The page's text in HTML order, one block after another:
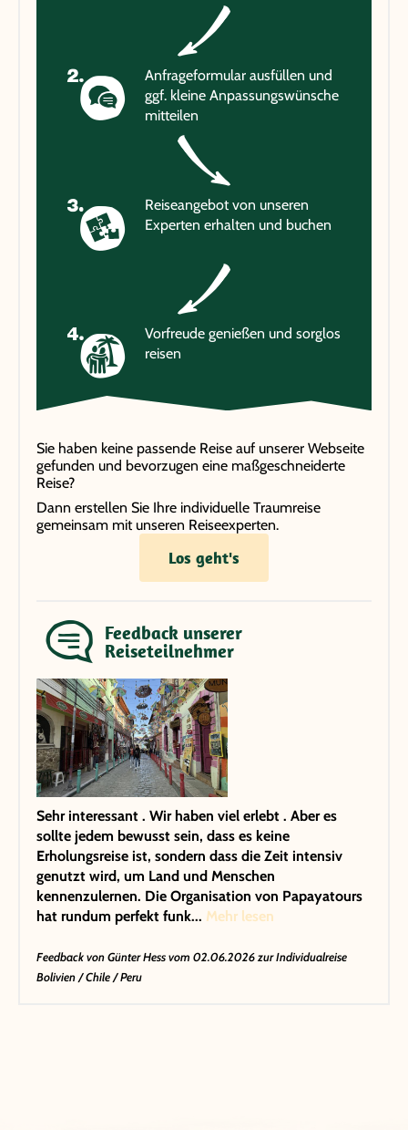
Anfrageformular ausfüllen und
ggf. kleine Anpassungswünsche
mitteilen
Reiseangebot von unseren
Experten erhalten und buchen
Vorfreude genießen und sorglos
reisen
Sie haben keine passende Reise auf unserer Webseite
gefunden und bevorzugen eine maßgeschneiderte
Reise?
Dann erstellen Sie Ihre individuelle Traumreise
gemeinsam mit unseren Reiseexperten.
Los geht's
Feedback unserer
Reiseteilnehmer
Sehr interessant . Wir haben viel erlebt . Aber es
sollte jedem bewusst sein, dass es keine
Erholungsreise ist, sondern dass die Zeit intensiv
genutzt wird, um Land und Menschen
kennenzulernen. Die Organisation von Papayatours
hat rundum perfekt funk... Mehr lesen
Feedback vonGünter Hessvom 02.06.2026 zur Individualreise
Bolivien / Chile / Peru